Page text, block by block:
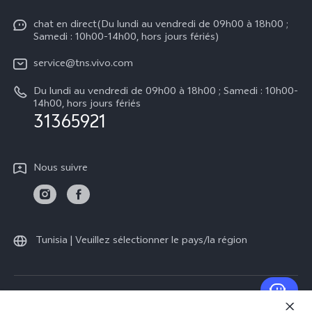
V50
Y21d
Y29
Authentification IMEI
Instructions de garantie vivo
Legal Notice
À propos de vivo
Centre de confidentialité vivo
Durabilité
chat en direct(Du lundi au vendredi de 09h00 à 18h00 ;
Samedi : 10h00-14h00, hors jours fériés)
service@tns.vivo.com
Du lundi au vendredi de 09h00 à 18h00 ; Samedi : 10h00-
14h00, hors jours fériés
31365921
Nous suivre
Tunisia | Veuillez sélectionner le pays/la région